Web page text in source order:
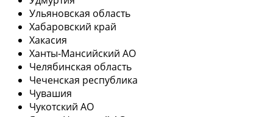
Ульяновская область
Хабаровский край
Хакасия
Ханты-Мансийский АО
Челябинская область
Чеченская республика
Чувашия
Чукотский АО